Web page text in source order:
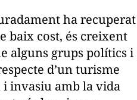
ha recuperat
baix cost, és creixent
alguns grups polítics i
d’un turisme
invasiu amb la vida